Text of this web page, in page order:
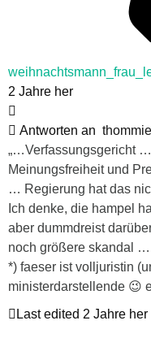
2 Jahre her
Antworten an
„…Verfassungsgericht
Meinungsfreiheit und
… Regierung hat das
Ich denke, die hampel
aber dummdreist
noch größere skandal …
*) faeser ist volljuristin
ministerdarstellende 😉
Last edited 2 Jahre